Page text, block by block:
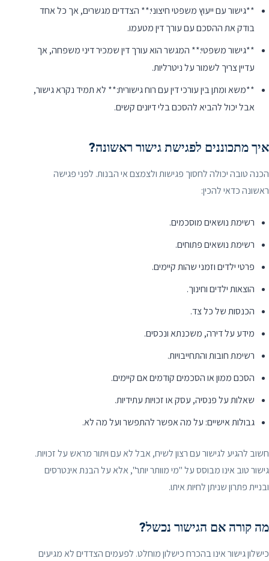
**גישור עם ייעוץ משפטי חיצוני:** הצדדים מגשרים, אך כל אחד
בודק את ההסכם עם עורך דין מטעמו.
**גישור משפטי:** המגשר הוא עורך דין שמכיר דיני משפחה, אך
עדיין צריך לשמור על ניטרליות.
**משא ומתן בין עורכי דין עם רוח גישורית:** לא תמיד נקרא גישור,
אבל יכול להביא להסכם בלי דיונים קשים.
איך מתכוננים לפגישת גישור ראשונה?
הכנה טובה יכולה לחסוך פגישות ולצמצם אי הבנות. לפני פגישה
ראשונה כדאי להכין:
רשימת נושאים מוסכמים.
רשימת נושאים פתוחים.
פרטי ילדים וזמני שהות קיימים.
הוצאות ילדים וחינוך.
הכנסות של כל צד.
מידע על דירה, משכנתא ונכסים.
רשימת חובות והתחייבויות.
הסכם ממון או הסכמים קודמים אם קיימים.
שאלות על פנסיה, עסק או זכויות עתידיות.
גבולות אישיים: על מה אפשר להתפשר ועל מה לא.
חשוב להגיע לגישור עם רצון לשיח, אבל לא עם ויתור מראש על זכויות.
גישור טוב אינו מבוסס על "מי מוותר יותר", אלא על הבנת אינטרסים
ובניית פתרון שניתן לחיות איתו.
מה קורה אם הגישור נכשל?
כישלון גישור אינו בהכרח כישלון מוחלט. לפעמים הצדדים לא מגיעים